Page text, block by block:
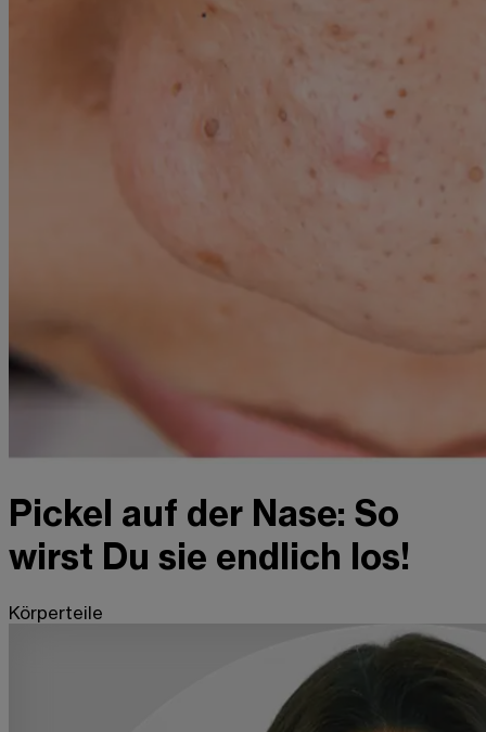
Pickel auf der Nase: So
wirst Du sie endlich los!
Körperteile